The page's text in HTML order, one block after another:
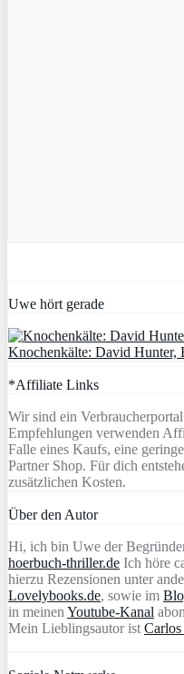
Uwe hört gerade
Knochenkälte: David Hunter,
*Affiliate Links
Wir sind ein
Empfehlungen verwenden
Falle eines Kaufs, eine
Partner Shop. Für dich
zusätzlichen Kosten.
Über den Autor
Hi, ich bin Uwe der
hoerbuch-thriller.de Ich höre
hierzu Rezensionen unter
Lovelybooks.de, sowie im
in meinen Youtube-Kanal
Mein Lieblingsautor ist